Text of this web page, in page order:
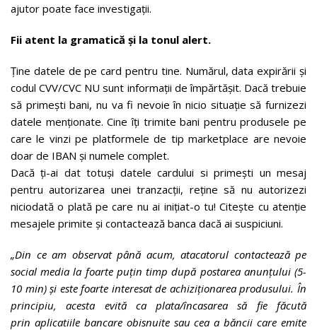
ajutor poate face investigații.
Fii atent la gramatică și la tonul alert.
Ține datele de pe card pentru tine. Numărul, data expirării și
codul CVV/CVC NU sunt informații de împărtășit. Dacă trebuie
să primești bani, nu va fi nevoie în nicio situație să furnizezi
datele menționate. Cine îți trimite bani pentru produsele pe
care le vinzi pe platformele de tip marketplace are nevoie
doar de IBAN și numele complet.
Dacă ți-ai dat totuși datele cardului si primești un mesaj
pentru autorizarea unei tranzacții, reține să nu autorizezi
niciodată o plată pe care nu ai inițiat-o tu! Citește cu atenție
mesajele primite și contactează banca dacă ai suspiciuni.
„Din ce am observat până acum, atacatorul contactează pe
social media la foarte puțin timp după postarea anunțului (5-
10 min) și este foarte interesat de achiziționarea produsului. În
principiu, acesta evită ca plata/încasarea să fie făcută
prin aplicatiile bancare obisnuite sau cea a băncii care emite